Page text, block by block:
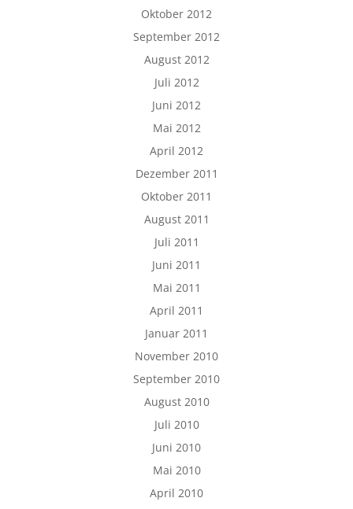
Oktober 2012
September 2012
August 2012
Juli 2012
Juni 2012
Mai 2012
April 2012
Dezember 2011
Oktober 2011
August 2011
Juli 2011
Juni 2011
Mai 2011
April 2011
Januar 2011
November 2010
September 2010
August 2010
Juli 2010
Juni 2010
Mai 2010
April 2010